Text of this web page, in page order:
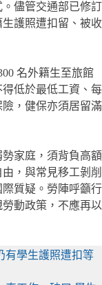
儘管交通部已修訂
護照遭扣留、被收
名外籍生至旅館
低於最低工資、每
，健保亦須居留滿
家庭，須背負高額
，與常見移工剝削
質疑。勞陣呼籲行
動政策，不應再以
學生護照遭扣等